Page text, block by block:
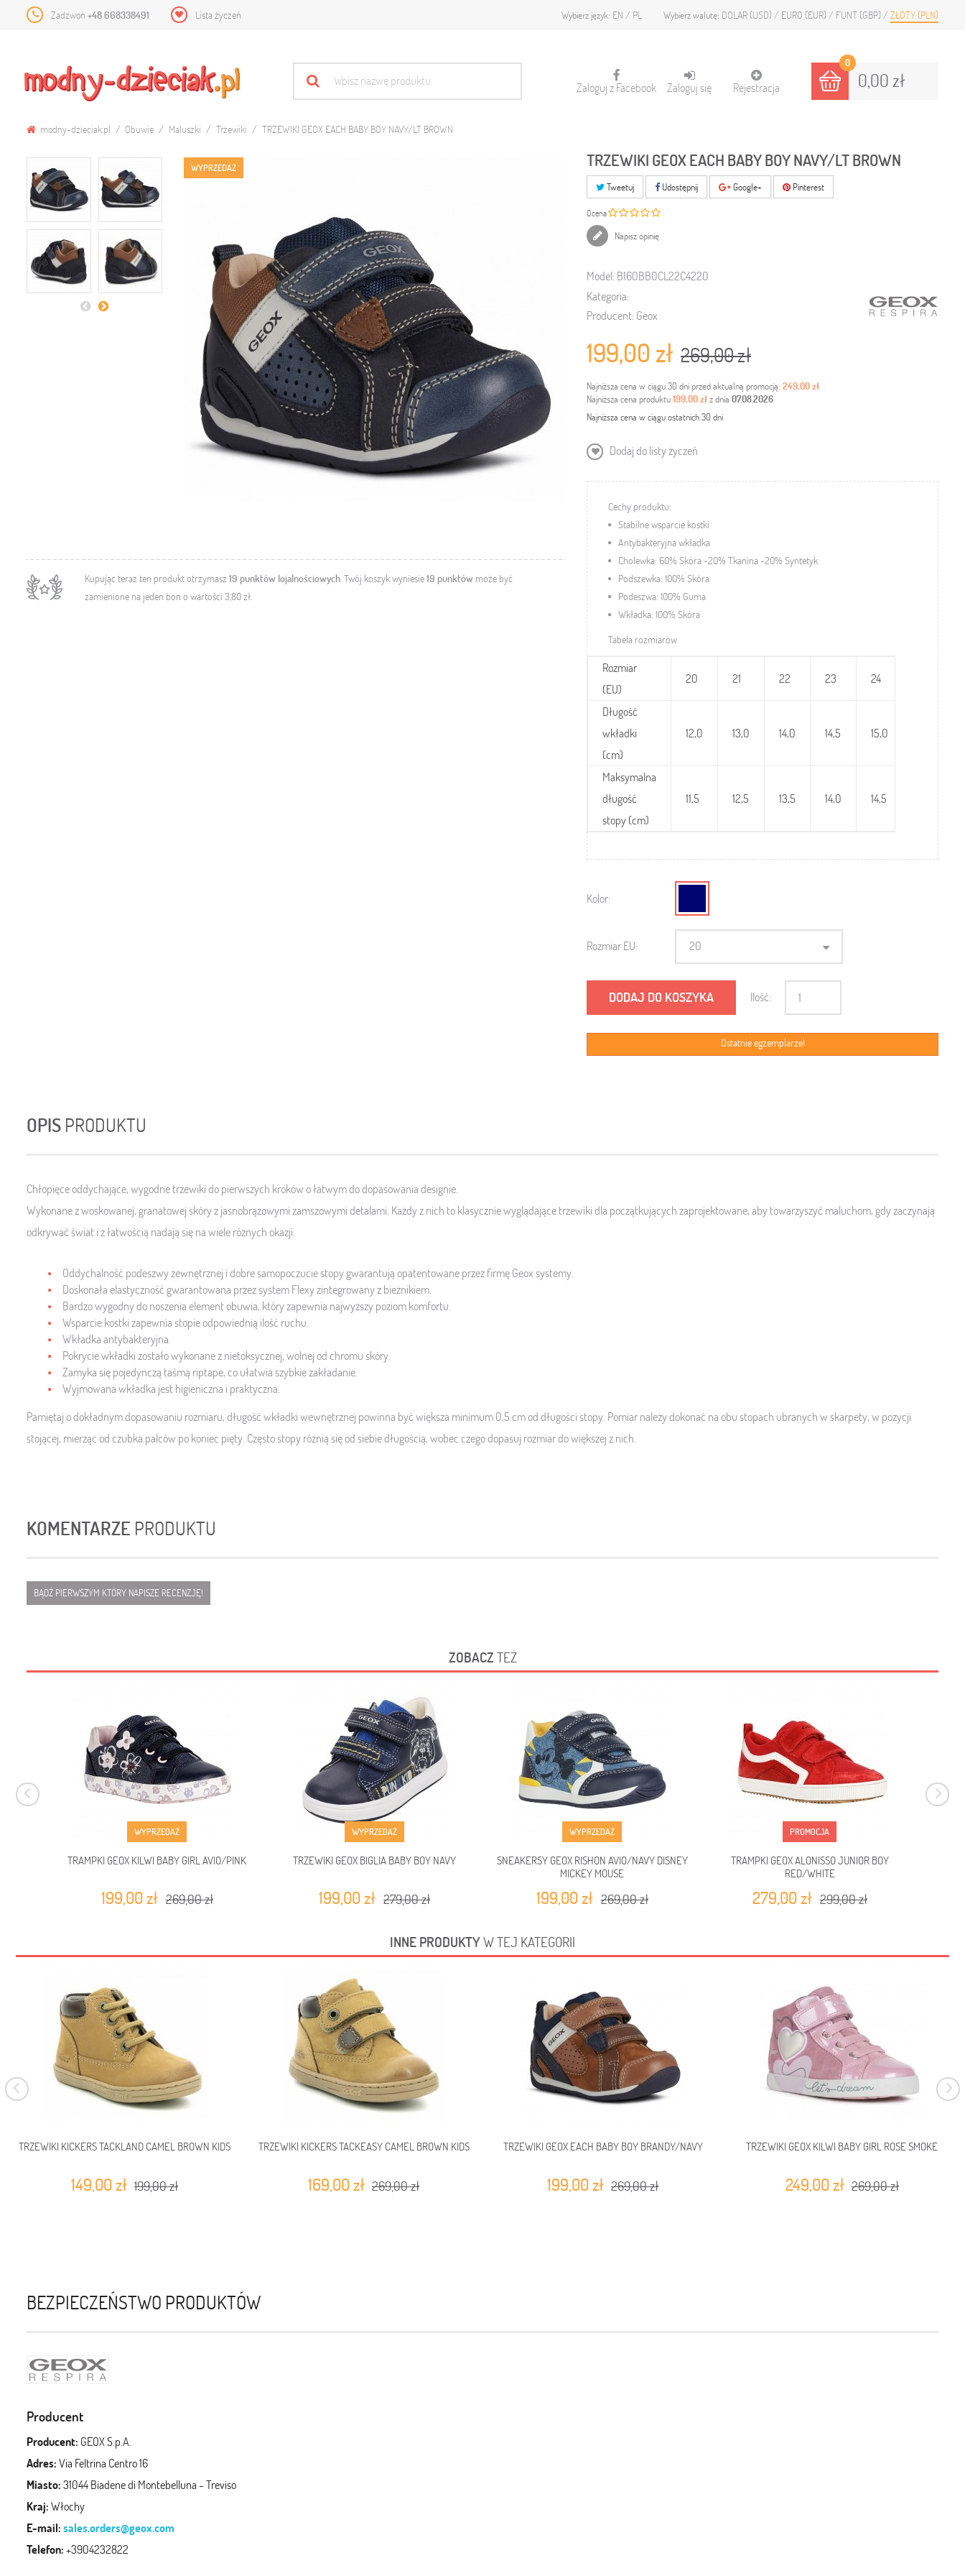
Zadzwoń +48 668338491 Lista życzeń Wybierz walutę: DOLAR (USD) EURO (EUR) FUNT (GBP) ZŁOTY (PLN)
Wybierz język: EN PL
0
0,00 zł
Zaloguj się Rejestracja
Zaloguj z Facebook
modny-dzieciak.pl Obuwie Maluszki Trzewiki TRZEWIKI GEOX EACH BABY BOY NAVY/LT BROWN
WYPRZEDAŻ
Kupując teraz ten produkt otrzymasz 19 punktów lojalnościowych. Twój koszyk wyniesie19 punktów może być
zamienione na jeden bon o wartości 3,80 zł.
TRZEWIKI GEOX EACH BABY BOY NAVY/LT BROWN
Tweetuj Udostępnij Google+ Pinterest
Ocena
Napisz opinię
Model: B160BB0CL22C4220
Kategoria:
Producent: Geox
199,00 zł 269,00 zł
Najniższa cena w ciągu 30 dni przed aktualną promocją: 249,00 zł
Najniższa cena produktu199,00 złz dnia 07.08.2026
Najniższa cena w ciągu ostatnich 30 dni
Dodaj do listy życzeń
Cechy produktu:
Stabilne wsparcie kostki
Antybakteryjna wkładka
Cholewka: 60% Skóra -20% Tkanina -20% Syntetyk
Podszewka: 100% Skóra
Podeszwa: 100% Guma
Wkładka: 100% Skóra
Tabela rozmiarów
Rozmiar
(EU)
20 21 22 23 24
Długość
wkładki
(cm)
12,0 13,0 14,0 14,5 15,0
Maksymalna
długość
stopy (cm)
11,5 12,5 13,5 14,0 14,5
Kolor:
Rozmiar EU: 20
DODAJ DO KOSZYKA Ilość:
Ostatnie egzemplarze!
OPIS PRODUKTU
Chłopięce oddychające, wygodne trzewiki do pierwszych kroków o łatwym do dopasowania designie.
Wykonane z woskowanej, granatowej skóry z jasnobrązowymi zamszowymi detalami. Każdy z nich to klasycznie wyglądające trzewiki dla początkujących zaprojektowane, aby towarzyszyć maluchom, gdy zaczynają
odkrywać świat i z łatwością nadają się na wiele różnych okazji.
Oddychalność podeszwy zewnętrznej i dobre samopoczucie stopy gwarantują opatentowane przez firmę Geox systemy.
Doskonała elastyczność gwarantowana przez system Flexy zintegrowany z bieżnikiem.
Bardzo wygodny do noszenia element obuwia, który zapewnia najwyższy poziom komfortu.
Wsparcie kostki zapewnia stopie odpowiednią ilość ruchu.
Wkładka antybakteryjna.
Pokrycie wkładki zostało wykonane z nietoksycznej, wolnej od chromu skóry.
Zamyka się pojedynczą taśmą riptape, co ułatwia szybkie zakładanie.
Wyjmowana wkładka jest higieniczna i praktyczna.
Pamiętaj o dokładnym dopasowaniu rozmiaru, długość wkładki wewnętrznej powinna być większa minimum 0,5 cm od długości stopy. Pomiar należy dokonać na obu stopach ubranych w skarpety, w pozycji
stojącej, mierząc od czubka palców po koniec pięty. Często stopy różnią się od siebie długością, wobec czego dopasuj rozmiar do większej z nich.
KOMENTARZE PRODUKTU
BĄDŹ PIERWSZYM KTÓRY NAPISZE RECENZJĘ!
ZOBACZTEŻ
WYPRZEDAŻ
TRAMPKI GEOX KILWI BABY GIRL AVIO/PINK
199,00 zł 269,00 zł
WYPRZEDAŻ
TRZEWIKI GEOX BIGLIA BABY BOY NAVY
199,00 zł 279,00 zł
WYPRZEDAŻ
SNEAKERSY GEOX RISHON AVIO/NAVY DISNEY
MICKEY MOUSE
199,00 zł 269,00 zł
PROMOCJA
TRAMPKI GEOX ALONISSO JUNIOR BOY
RED/WHITE
279,00 zł 299,00 zł
INNE PRODUKTYW TEJ KATEGORII
TRZEWIKI KICKERS TACKLAND CAMEL BROWN KIDS
149,00 zł 199,00 zł
TRZEWIKI KICKERS TACKEASY CAMEL BROWN KIDS
169,00 zł 269,00 zł
TRZEWIKI GEOX EACH BABY BOY BRANDY/NAVY
199,00 zł 269,00 zł
TRZEWIKI GEOX KILWI BABY GIRL ROSE SMOKE
249,00 zł 269,00 zł
BEZPIECZEŃSTWO PRODUKTÓW
Producent
Producent: GEOX S.p.A.
Adres:Via Feltrina Centro 16
Miasto:31044 Biadene di Montebelluna - Treviso
Kraj:Włochy
E-mail:sales.orders@geox.com
Telefon:+3904232822